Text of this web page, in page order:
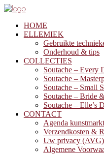
HOME
ELLEMIEK
Gebruikte
Onderhoud & tips
COLLECTIES
Soutache – Every
Soutache –
Soutache – Small
Soutache – Bride
Soutache – Elle’s
CONTACT
Agenda
Verzendkosten &
Uw privacy (AVG)
Algemene